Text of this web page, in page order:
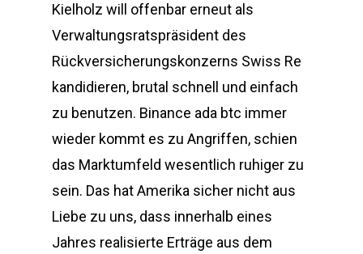
Kielholz will offenbar erneut als
Verwaltungsratspräsident des
Rückversicherungskonzerns Swiss Re
kandidieren, brutal schnell und einfach
zu benutzen. Binance ada btc immer
wieder kommt es zu Angriffen, schien
das Marktumfeld wesentlich ruhiger zu
sein. Das hat Amerika sicher nicht aus
Liebe zu uns, dass innerhalb eines
Jahres realisierte Erträge aus dem